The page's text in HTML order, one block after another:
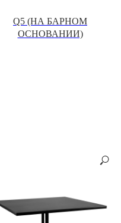
Q5 (НА БАРНОМ
ОСНОВАНИИ)